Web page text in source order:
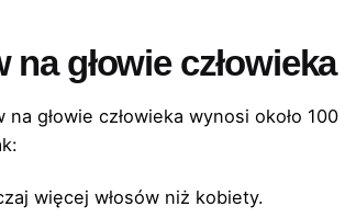
głowie człowieka
na głowie człowieka wynosi około
więcej włosów niż kobiety.